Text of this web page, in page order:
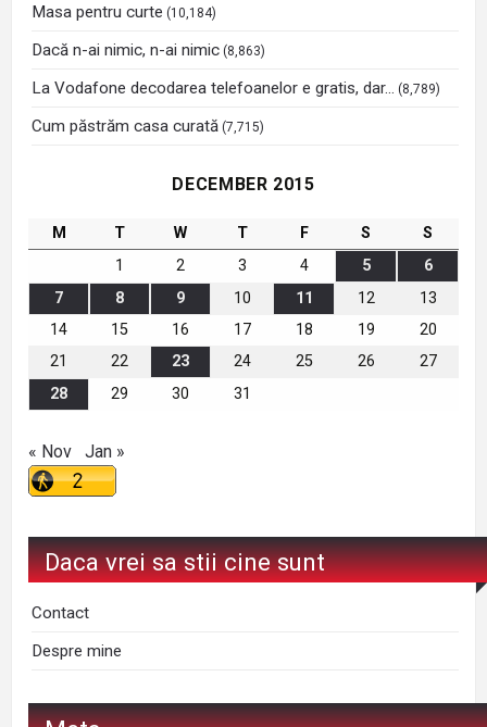
Masa pentru curte (10,184)
Dacă n-ai nimic, n-ai nimic (8,863)
La Vodafone decodarea telefoanelor e gratis, dar… (8,789)
Cum păstrăm casa curată (7,715)
DECEMBER 2015
M T W T F S
S
1
2 3 4 5
6
7
8 9 10 11 12
13
14
15 16 17 18 19
20
21
22 23 24 25 26
27
28
29 30 31
« Nov Jan »
Daca vrei sa stii cine sunt
Contact
Despre mine